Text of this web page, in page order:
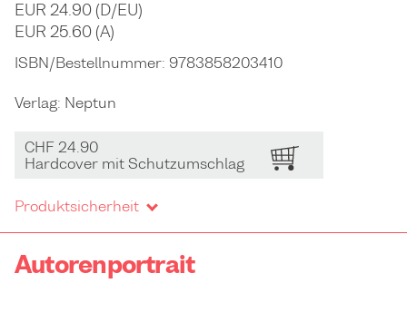
EUR 24.90 (D/EU)
EUR 25.60 (A)
ISBN/Bestellnummer: 9783858203410
Verlag: Neptun
CHF 24.90
Hardcover mit Schutzumschlag
Produktsicherheit
Autorenportrait